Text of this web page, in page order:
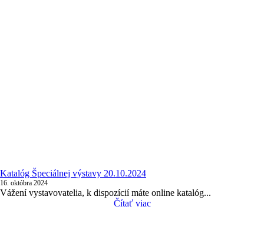
Katalóg Špeciálnej výstavy 20.10.2024
16. októbra 2024
Vážení vystavovatelia, k dispozícií máte online katalóg...
Čítať viac